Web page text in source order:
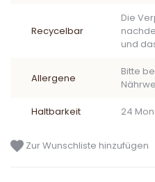
Recycelbar
Die
und
Allergene
Bitte
Haltbarkeit 24
Zur Wunschliste hinzufügen